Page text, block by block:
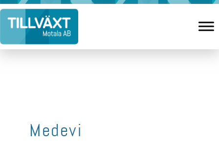
Hoppa
till
innehåll
Medevi